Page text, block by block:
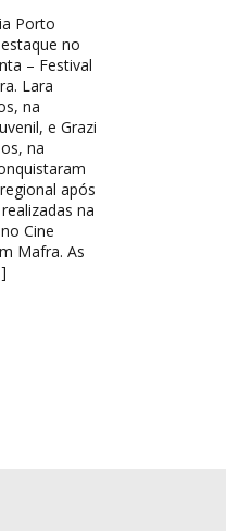
Porto
no
– Festival
Lara
na
e Grazi
na
após
na
Cine
Mafra. As